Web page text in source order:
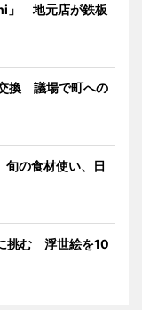
」 地元店が鉄板
換 議場で町への
の食材使い、日
挑む 浮世絵を10